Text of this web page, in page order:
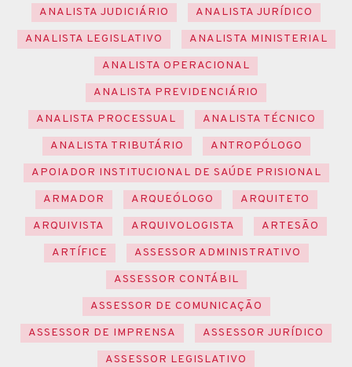
ANALISTA JUDICIÁRIO
ANALISTA JURÍDICO
ANALISTA LEGISLATIVO
ANALISTA MINISTERIAL
ANALISTA OPERACIONAL
ANALISTA PREVIDENCIÁRIO
ANALISTA PROCESSUAL
ANALISTA TÉCNICO
ANALISTA TRIBUTÁRIO
ANTROPÓLOGO
APOIADOR INSTITUCIONAL DE SAÚDE PRISIONAL
ARMADOR
ARQUEÓLOGO
ARQUITETO
ARQUIVISTA
ARQUIVOLOGISTA
ARTESÃO
ARTÍFICE
ASSESSOR ADMINISTRATIVO
ASSESSOR CONTÁBIL
ASSESSOR DE COMUNICAÇÃO
ASSESSOR DE IMPRENSA
ASSESSOR JURÍDICO
ASSESSOR LEGISLATIVO